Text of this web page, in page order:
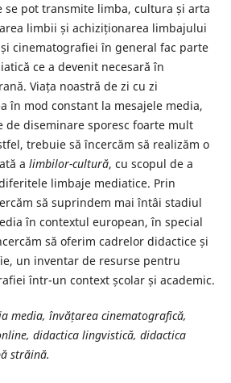
se pot transmite limba, cultura și arta
limbii și achiziționarea limbajului
cinematografiei în general fac parte
ce a devenit necesară în
Viața noastră de zi cu zi
în mod constant la mesajele media,
de diseminare sporesc foarte mult
trebuie să încercăm să realizăm o
a limbilor-cultură, cu scopul de a
limbaje mediatice. Prin
să suprindem mai întâi stadiul
în contextul european, în special
să oferim cadrelor didactice și
un inventar de resurse pentru
într-un context școlar și academic.
media, învățarea cinematografică,
didactica lingvistică, didactica
străină.